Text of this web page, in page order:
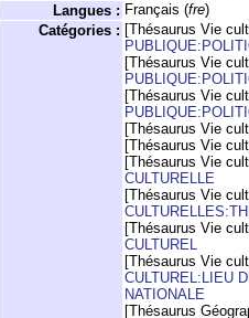
Langues : Français (fre)
Catégories : [Thésaurus Vie
[Thésaurus Vie
[Thésaurus Vie
[Thésaurus Vie
[Thésaurus Vie
[Thésaurus Vie
CULTURELLE
[Thésaurus Vie
[Thésaurus Vie
CULTUREL
[Thésaurus Vie
CULTUREL:LIEU
NATIONALE
[Thésaurus